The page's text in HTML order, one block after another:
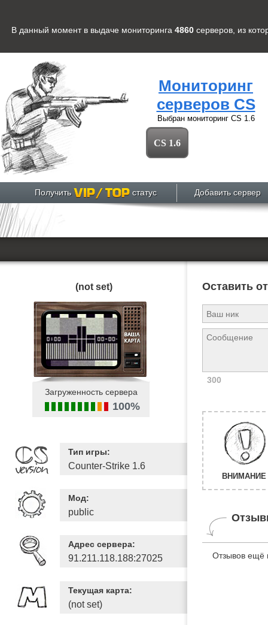
В данный момент в выдаче мониторинга 4860 серверов, из
Мониторинг
серверов CS
Выбран мониторинг CS 1.6
CS 1.6
Получить статус Добавить сервер
(not set)
Загруженность сервера
100%
Тип игры:
Counter-Strike 1.6
Мод:
public
Адрес сервера:
91.211.118.188:27025
Текущая карта:
(not set)
Оставить
300
ВНИМАНИЕ
Отзывов ещё